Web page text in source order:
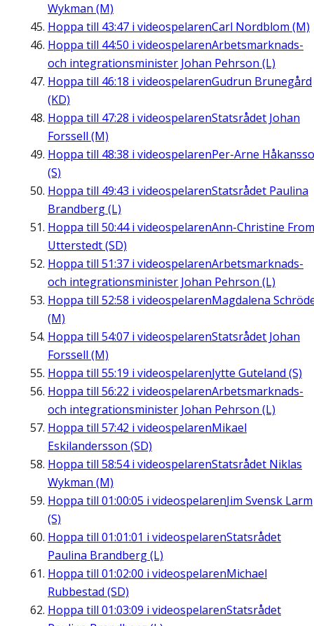
Wykman (M)
Hoppa till 43:47 i videospelarenCarl Nordblom (M)
Hoppa till 44:50 i videospelarenArbetsmarknads-
och integrationsminister Johan Pehrson (L)
Hoppa till 46:18 i videospelarenGudrun Brunegård
(KD)
Hoppa till 47:28 i videospelarenStatsrådet Johan
Forssell (M)
Hoppa till 48:38 i videospelarenPer-Arne
(S)
Hoppa till 49:43 i videospelarenStatsrådet Paulina
Brandberg (L)
Hoppa till 50:44i videospelarenAnn-Christine From
Utterstedt (SD)
Hoppa till 51:37 i videospelarenArbetsmarknads-
och integrationsminister Johan Pehrson (L)
Hoppa till 52:58 i videospelarenMagdalena
(M)
Hoppa till 54:07 i videospelarenStatsrådet Johan
Forssell (M)
Hoppa till 55:19 i videospelarenJytte Guteland (S)
Hoppa till 56:22 i videospelarenArbetsmarknads-
och integrationsminister Johan Pehrson (L)
Hoppa till 57:42 i videospelarenMikael
Eskilandersson (SD)
Hoppa till 58:54i videospelarenStatsrådet Niklas
Wykman (M)
Hoppa till 01:00:05 i videospelarenJim Svensk Larm
(S)
Hoppa till 01:01:01 i videospelarenStatsrådet
Paulina Brandberg (L)
Hoppa till 01:02:00 i videospelarenMichael
Rubbestad (SD)
Hoppa till 01:03:09 i videospelarenStatsrådet